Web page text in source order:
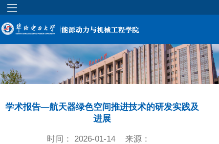
学术报告—航天器绿色空间推进技术的研发实践及
进展
时间： 2026-01-14 来源：